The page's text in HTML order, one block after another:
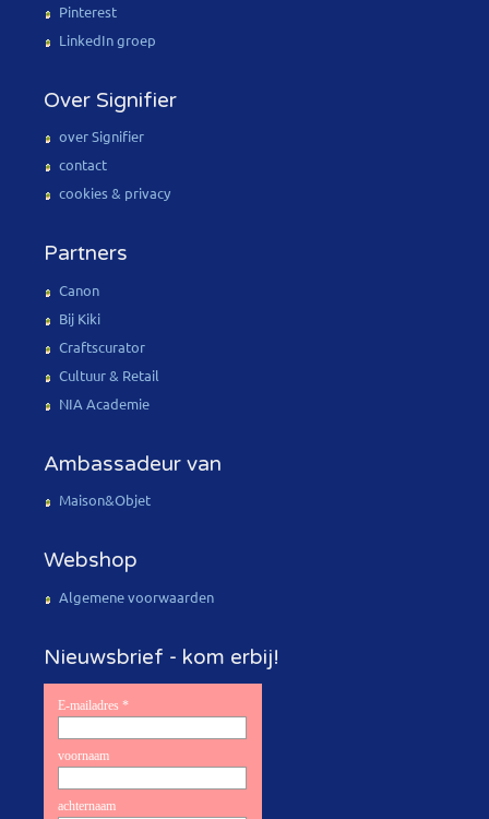
Pinterest
LinkedIn groep
Over Signifier
over Signifier
contact
cookies & privacy
Partners
Canon
Bij Kiki
Craftscurator
Cultuur & Retail
NIA Academie
Ambassadeur van
Maison&Objet
Webshop
Algemene voorwaarden
Nieuwsbrief - kom erbij!